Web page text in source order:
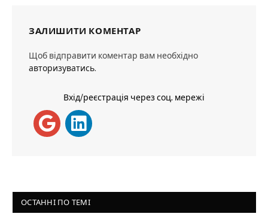
ЗАЛИШИТИ КОМЕНТАР
Щоб відправити коментар вам необхідно
авторизуватись.
Вхід/реєстрація через соц. мережі
ОСТАННІ ПО ТЕМІ